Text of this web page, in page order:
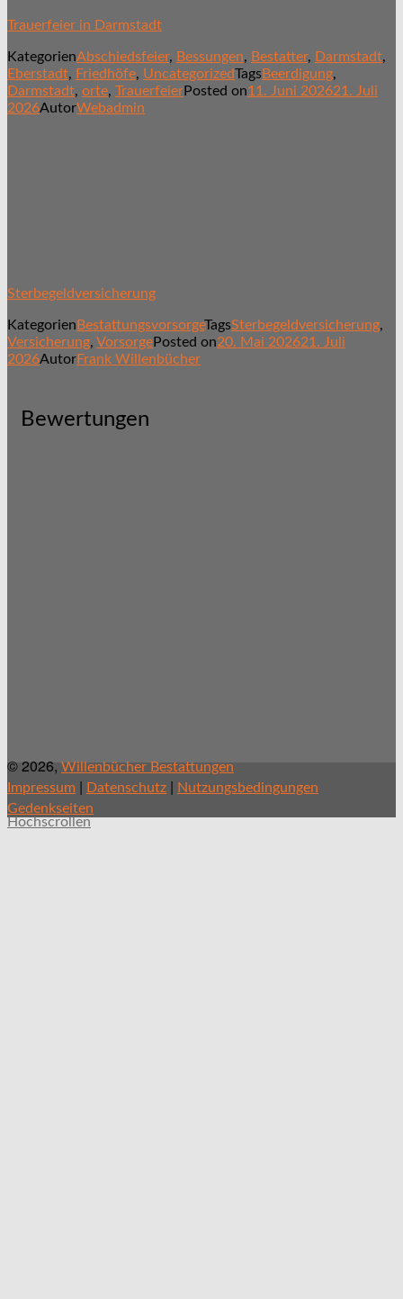
Trauerfeier in Darmstadt
KategorienAbschiedsfeier, Bessungen, Bestatter, Darmstadt,
Eberstadt, Friedhöfe, UncategorizedTagsBeerdigung,
Darmstadt, orte, TrauerfeierPosted on11. Juni 202621. Juli
2026AutorWebadmin
Sterbegeldversicherung
Kategorien BestattungsvorsorgeTagsSterbegeldversicherung,
Versicherung, VorsorgePosted on20. Mai 202621. Juli
2026AutorFrank Willenbücher
Bewertungen
© 2026, Willenbücher Bestattungen
Impressum | Datenschutz | Nutzungsbedingungen
Gedenkseiten
Hochscrollen